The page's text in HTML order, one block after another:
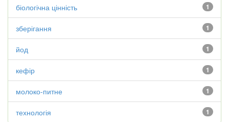
1
біологічна цінність
1
зберігання
1
йод
1
кефір
1
молоко-питне
1
технологія